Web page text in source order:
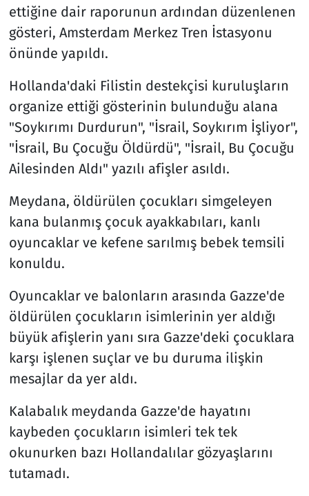
ettiğine dair raporunun ardından düzenlenen
gösteri, Amsterdam Merkez Tren İstasyonu
önünde yapıldı.
Hollanda'daki Filistin destekçisi kuruluşların
organize ettiği gösterinin bulunduğu alana
"Soykırımı Durdurun", "İsrail, Soykırım İşliyor",
"İsrail, Bu Çocuğu Öldürdü", "İsrail, Bu Çocuğu
Ailesinden Aldı" yazılı afişler asıldı.
Meydana, öldürülen çocukları simgeleyen
kana bulanmış çocuk ayakkabıları, kanlı
oyuncaklar ve kefene sarılmış bebek temsili
konuldu.
Oyuncaklar ve balonların arasında Gazze'de
öldürülen çocukların isimlerinin yer aldığı
büyük afişlerin yanı sıra Gazze'deki çocuklara
karşı işlenen suçlar ve bu duruma ilişkin
mesajlar da yer aldı.
Kalabalık meydanda Gazze'de hayatını
kaybeden çocukların isimleri tek tek
okunurken bazı Hollandalılar gözyaşlarını
tutamadı.